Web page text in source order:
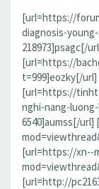
[url=https://
diagnosis-
218973]psagc[/
[url=https://
t=999]eozky[/url]
[url=https://
nghi-nang-
6540]aumss[/url]
[url=https://xn--
[url=http://